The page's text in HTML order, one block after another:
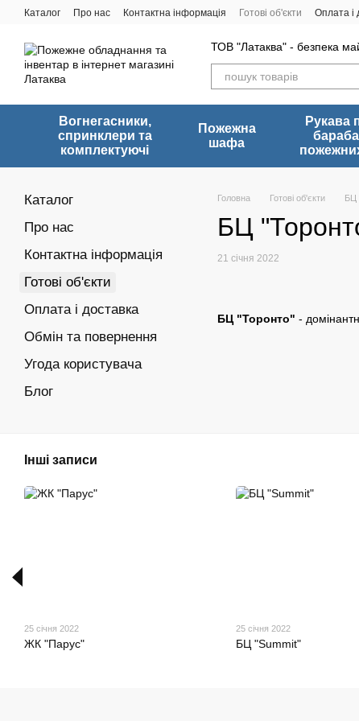
Перейти до основного контенту
Каталог Про нас Контактна інформація Готові об'єкти Оплата і
ТОВ "Латаква" - безпека
Вогнегасники,
спринклери та
комплектуючі
Пожежна
шафа
Рукава
Головна Готові об'єкти БЦ
БЦ
21 січня 2022
БЦ "Торонто" -
Каталог
Про нас
Контактна інформація
Готові об'єкти
Оплата і доставка
Обмін та повернення
Угода користувача
Блог
Інші записи
25 січня 2022
ЖК "Парус"
25 січня 2022
БЦ "Summit"